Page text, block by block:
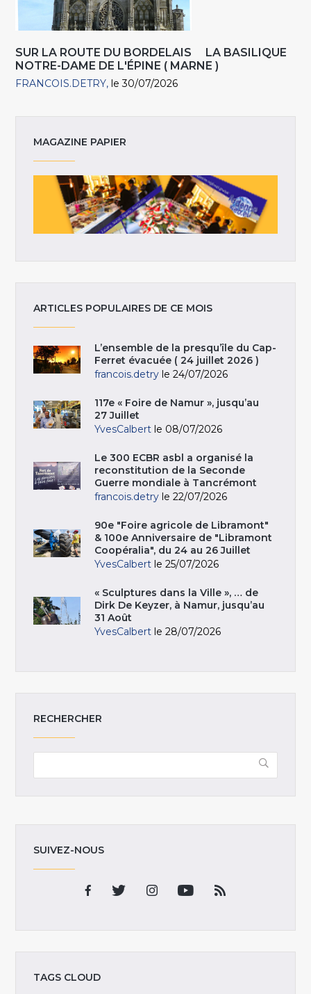
SUR LA ROUTE DU BORDELAIS LA BASILIQUE
NOTRE-DAME DE L'ÉPINE ( MARNE )
FRANCOIS.DETRY le 30/07/2026
MAGAZINE PAPIER
ARTICLES POPULAIRES DE CE MOIS
L’ensemble de la presqu’île du Cap-
Ferret évacuée ( 24 juillet 2026 )
francois.detry le 24/07/2026
117e « Foire de Namur », jusqu’au
27 Juillet
YvesCalbert le 08/07/2026
Le 300 ECBR asbl a organisé la
reconstitution de la Seconde
Guerre mondiale à Tancrémont
francois.detry le 22/07/2026
90e "Foire agricole de Libramont"
& 100e Anniversaire de "Libramont
Coopéralia", du 24 au 26 Juillet
YvesCalbert le 25/07/2026
« Sculptures dans la Ville », … de
Dirk De Keyzer, à Namur, jusqu’au
31 Août
YvesCalbert le 28/07/2026
RECHERCHER
SUIVEZ-NOUS
TAGS CLOUD